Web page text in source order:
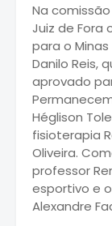
Na
Juiz de Fora
para o
Danilo Reis,
aprovado
Héglison
fisioterapia
Oliveira.
professor
esportivo e
Alexandre